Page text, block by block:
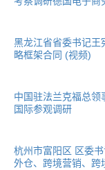
黑龙江省省委书记王
略框架合同 (视频)
中国驻法兰克福总
国际参观调研
杭州市富阳区 区委
外仓、跨境营销、跨